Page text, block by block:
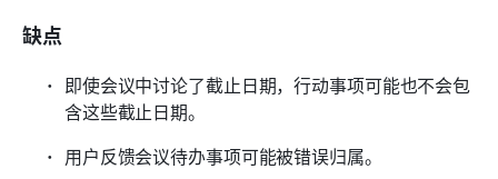
缺点
即使会议中讨论了截止日期，行动事项可能也不会包
含这些截止日期。
用户反馈会议待办事项可能被错误归属。